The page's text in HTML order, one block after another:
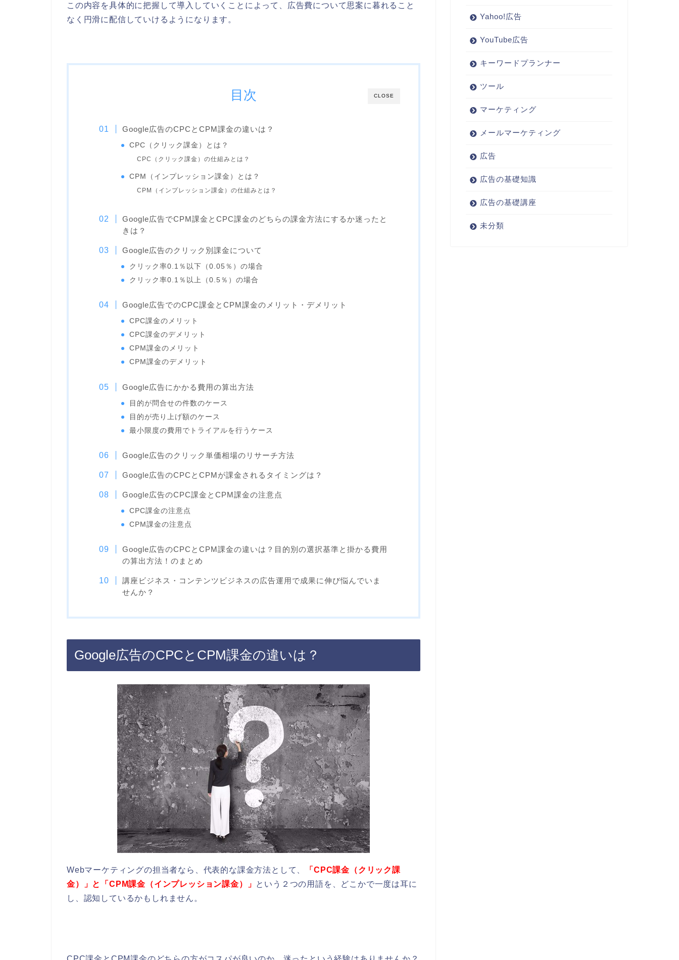
この内容を具体的に把握して導入していくことによって、広告費について思案に暮れること
なく円滑に配信していけるようになります。
CLOSE
目次
Google広告のCPCとCPM課金の違いは？
CPC（クリック課金）とは？
CPC（クリック課金）の仕組みとは？
CPM（インプレッション課金）とは？
CPM（インプレッション課金）の仕組みとは？
Google広告でCPM課金とCPC課金のどちらの課金方法にするか迷ったと
きは？
Google広告のクリック別課金について
クリック率0.1％以下（0.05％）の場合
クリック率0.1％以上（0.5％）の場合
Google広告でのCPC課金とCPM課金のメリット・デメリット
CPC課金のメリット
CPC課金のデメリット
CPM課金のメリット
CPM課金のデメリット
Google広告にかかる費用の算出方法
目的が問合せの件数のケース
目的が売り上げ額のケース
最小限度の費用でトライアルを行うケース
Google広告のクリック単価相場のリサーチ方法
Google広告のCPCとCPMが課金されるタイミングは？
Google広告のCPC課金とCPM課金の注意点
CPC課金の注意点
CPM課金の注意点
Google広告のCPCとCPM課金の違いは？目的別の選択基準と掛かる費用
の算出方法！のまとめ
講座ビジネス・コンテンツビジネスの広告運用で成果に伸び悩んでいま
せんか？
Google広告のCPCとCPM課金の違いは？
Webマーケティングの担当者なら、代表的な課金方法として、
「CPC課金（クリック課
金）」と「CPM課金（インプレッション課金）」 という２つの用語を、どこかで一度は耳に
し、認知しているかもしれません。
Yahoo!広告
YouTube広告
キーワードプランナー
ツール
マーケティング
メールマーケティング
広告
広告の基礎知識
広告の基礎講座
未分類